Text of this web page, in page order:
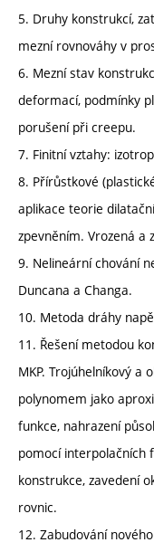
5. Druhy konstrukcí,
mezní rovnováhy v
6. Mezní stav
deformací, podmínky
porušení při creepu.
7. Finitní vztahy:
8. Přírůstkové
aplikace teorie
zpevněním. Vrozená a
9. Nelineární chování
Duncana a Changa.
10. Metoda dráhy
11. Řešení metodou
MKP. Trojúhelníkový a
polynomem jako
funkce, nahrazení
pomocí interpolačních
konstrukce, zavedení
rovnic.
12. Zabudování